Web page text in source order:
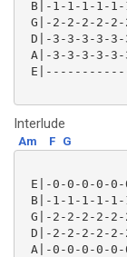
B|-1-1-1-1-1-
G|-2-2-2-2-
D|-3-3-3-3-3-
A|-3-3-3-3-
Interlude
Am F G
E|-0-0-0-0-0-
B|-1-1-1-1-1-
G|-2-2-2-2-
D|-2-2-2-2-
A|-0-0-0-0-